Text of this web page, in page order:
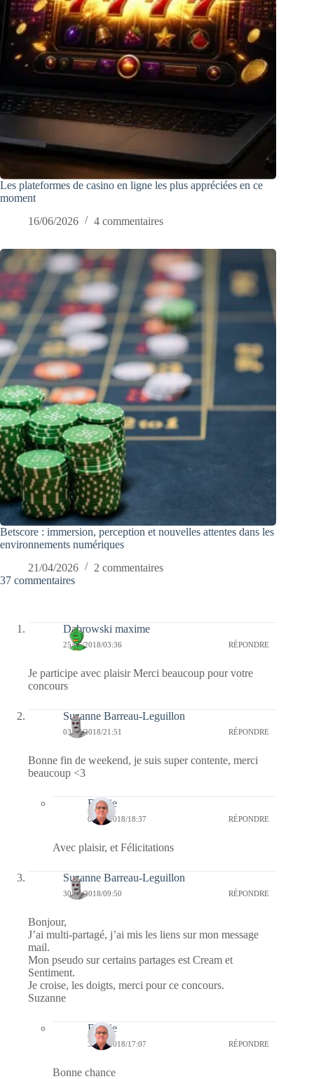
Les plateformes de casino en ligne les plus appréciées en ce
moment
16/06/2026
4 commentaires
Betscore : immersion, perception et nouvelles attentes dans les
environnements numériques
21/04/2026
2 commentaires
37 commentaires
Dabrowski maxime
25/06/2018/03:36 RÉPONDRE
Je participe avec plaisir Merci beaucoup pour votre
concours
Suzanne Barreau-Leguillon
03/06/2018/21:51 RÉPONDRE
Bonne fin de weekend, je suis super contente, merci
beaucoup <3
Bernie
04/06/2018/18:37 RÉPONDRE
Avec plaisir, et Félicitations
Suzanne Barreau-Leguillon
30/05/2018/09:50 RÉPONDRE
Bonjour,
J’ai multi-partagé, j’ai mis les liens sur mon message
mail.
Mon pseudo sur certains partages est Cream et
Sentiment.
Je croise, les doigts, merci pour ce concours.
Suzanne
Bernie
30/05/2018/17:07 RÉPONDRE
Bonne chance